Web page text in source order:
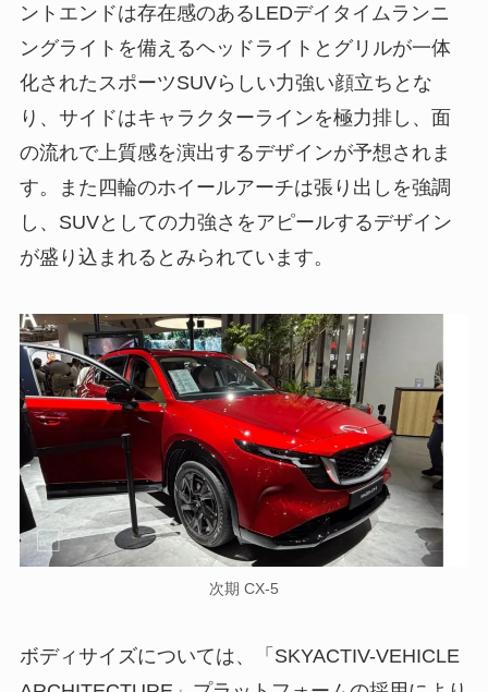
ントエンドは存在感のあるLEDデイタイムランニ
ングライトを備えるヘッドライトとグリルが一体
化されたスポーツSUVらしい力強い顔立ちとな
り、サイドはキャラクターラインを極力排し、面
の流れで上質感を演出するデザインが予想されま
す。また四輪のホイールアーチは張り出しを強調
し、SUVとしての力強さをアピールするデザイン
が盛り込まれるとみられています。
次期 CX-5
ボディサイズについては、「SKYACTIV-VEHICLE